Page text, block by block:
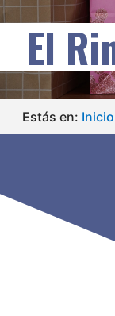
El
Estás en: Inicio